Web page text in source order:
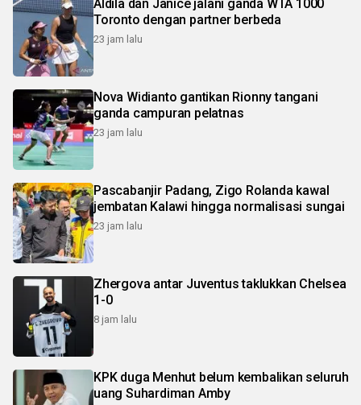
Aldila dan Janice jalani ganda WTA 1000
Toronto dengan partner berbeda
23 jam lalu
Nova Widianto gantikan Rionny tangani
ganda campuran pelatnas
23 jam lalu
Pascabanjir Padang, Zigo Rolanda kawal
jembatan Kalawi hingga normalisasi sungai
23 jam lalu
Zhergova antar Juventus taklukkan Chelsea
1-0
8 jam lalu
KPK duga Menhut belum kembalikan seluruh
uang Suhardiman Amby